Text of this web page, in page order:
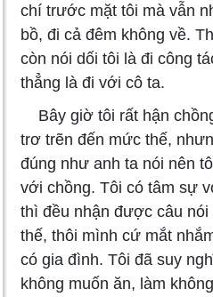
chí trước mặt tôi mà vẫn
bồ, đi cả đêm không về.
còn nói dối tôi là đi công
thẳng là đi với cô ta.
Bây giờ tôi rất hận
trơ trẽn đến mức thế,
đúng như anh ta nói nên
với chồng. Tôi có tâm sự
thì đều nhận được câu nói
thế, thôi mình cứ mắt
có gia đình. Tôi đã suy
không muốn ăn, làm